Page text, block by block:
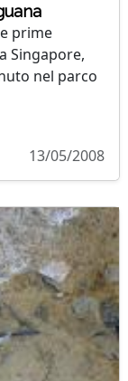
prime
Singapore,
nel parco
13/05/2008